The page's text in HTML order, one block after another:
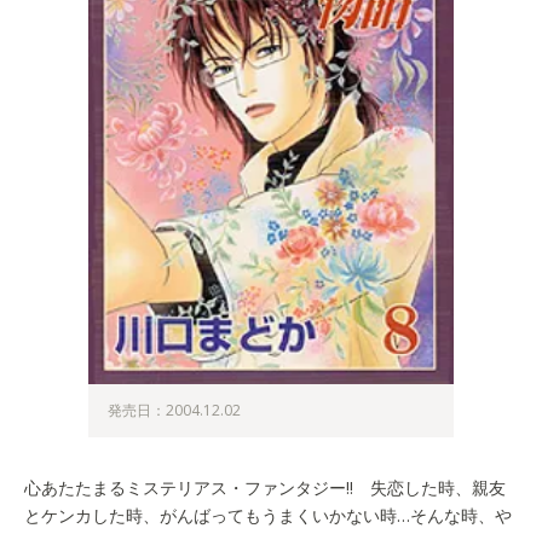
発売日：2004.12.02
心あたたまるミステリアス・ファンタジー!! 失恋した時、親友
とケンカした時、がんばってもうまくいかない時…そんな時、や